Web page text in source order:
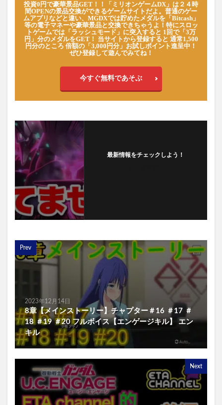
投資0円で豪華景品GET！！「ミリオンゲームDX」は２４時
間OPENの景品交換ができるゲームサイトだよ。普通のゲー
ムアプリなどと違い、MGDXでは貯めたメダルを「Bitcash」
等の電子マネーや豪華景品と交換できちゃうよ！特にスロッ
トゲームでは「ラッシュモード」に突入すると 1回で「3万
円」分のメダルをGET！ 当サイトから登録すると 通常1,500
円分のところ 倍額の「3,000円分」お試しポイント進呈中！
ぜひ登録して遊んでみてね！
今すぐ無料であそぶ
最新情報をチェックしよう！
Prev
2023年12月14日
8章【メインストーリー】チャプター＃16 ＃17 ＃
18 ＃19 ＃20 フルボイス【エンゲージキル】 エン
キル
Next